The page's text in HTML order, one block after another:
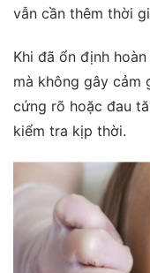
vẫn cần thêm thời
Khi đã ổn định
mà không gây cảm
cứng rõ hoặc đau
kiểm tra kịp thời.